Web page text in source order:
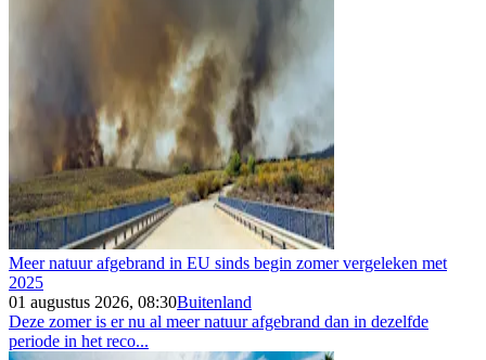
Meer natuur afgebrand in EU sinds begin zomer vergeleken met
2025
01 augustus 2026, 08:30Buitenland
Deze zomer is er nu al meer natuur afgebrand dan in dezelfde
periode in het reco...